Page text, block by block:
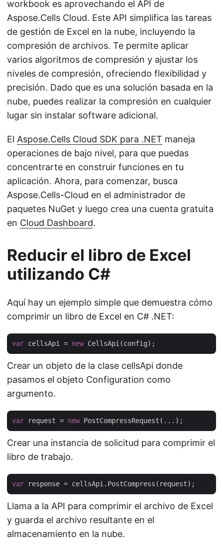
workbook es aprovechando el API de
Aspose.Cells Cloud. Este API simplifica las tareas
de gestión de Excel en la nube, incluyendo la
compresión de archivos. Te permite aplicar
varios algoritmos de compresión y ajustar los
niveles de compresión, ofreciendo flexibilidad y
precisión. Dado que es una solución basada en la
nube, puedes realizar la compresión en cualquier
lugar sin instalar software adicional.
El Aspose.Cells Cloud SDK para .NET maneja
operaciones de bajo nivel, para que puedas
concentrarte en construir funciones en tu
aplicación. Ahora, para comenzar, busca
Aspose.Cells-Cloud en el administrador de
paquetes NuGet y luego crea una cuenta gratuita
en Cloud Dashboard.
Reducir el libro de Excel
utilizando C#
Aquí hay un ejemplo simple que demuestra cómo
comprimir un libro de Excel en C# .NET:
var cellsApi = new
Crear un objeto de la clase cellsApi donde
pasamos el objeto Configuration como
argumento.
var request = new
Crear una instancia de solicitud para comprimir el
libro de trabajo.
var
Llama a la API para comprimir el archivo de Excel
y guarda el archivo resultante en el
almacenamiento en la nube.